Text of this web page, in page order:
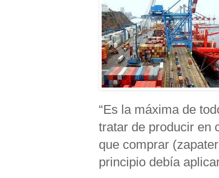
“Es la máxima de
tratar de producir en
que comprar
principio debía